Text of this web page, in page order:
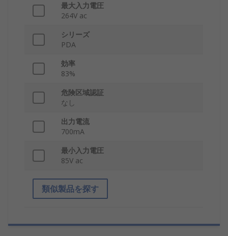
最大入力電圧
264V ac
シリーズ
PDA
効率
83%
危険区域認証
なし
出力電流
700mA
最小入力電圧
85V ac
類似製品を探す